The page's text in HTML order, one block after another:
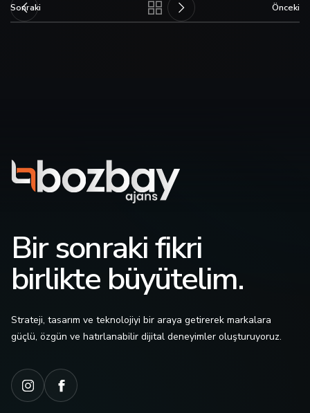
Sonraki Önceki
Bir sonraki fikri
birlikte büyütelim.
Strateji, tasarım ve teknolojiyi bir araya getirerek markalara
güçlü, özgün ve hatırlanabilir dijital deneyimler oluşturuyoruz.